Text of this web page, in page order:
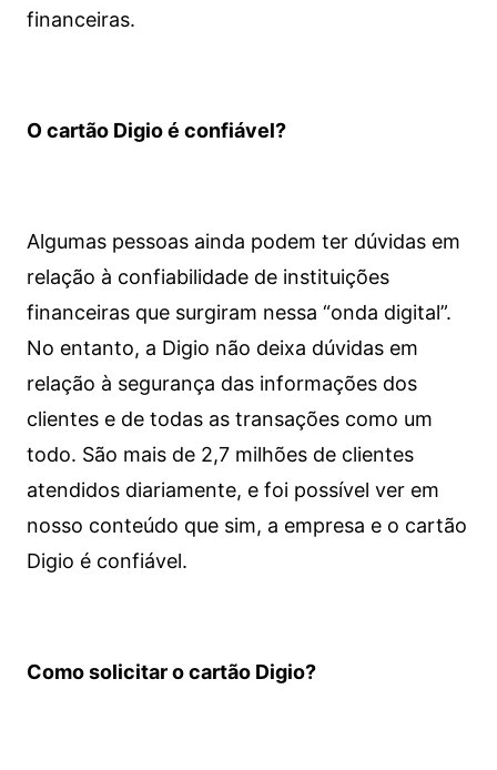
financeiras.
O cartão Digio é confiável?
Algumas pessoas ainda podem ter dúvidas em
relação à confiabilidade de instituições
financeiras que surgiram nessa “onda digital”.
No entanto, a Digio não deixa dúvidas em
relação à segurança das informações dos
clientes e de todas as transações como um
todo. São mais de 2,7 milhões de clientes
atendidos diariamente, e foi possível ver em
nosso conteúdo que sim, a empresa e o cartão
Digio é confiável.
Como solicitar o cartão Digio?